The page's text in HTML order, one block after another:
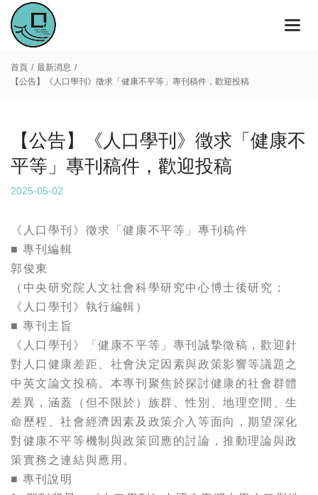
首頁
最新消息
【公告】《人口學刊》徵求「健康不平等」專刊稿件，歡迎投稿
【公告】《人口學刊》徵求「健康不
平等」專刊稿件，歡迎投稿
2025-05-02
《人口學刊》徵求「健康不平等」專刊稿件
■ 專刊編輯
郭俊東
（中央研究院人文社會科學研究中心博士後研究；
《人口學刊》執行編輯）
■ 專刊主旨
《人口學刊》「健康不平等」專刊誠摯徵稿，歡迎針
對人口健康差距、社會決定因素與政策影響等議題之
中英文論文投稿。本專刊聚焦於探討健康的社會群體
差異，涵蓋（但不限於）族群、性別、地理空間、生
命歷程、社會經濟因素及政策介入等面向，期望深化
對健康不平等機制與政策回應的討論，推動理論與政
策實務之連結與應用。
■ 專刊說明